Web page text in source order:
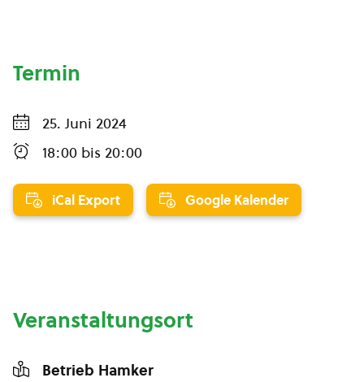
Termin
25. Juni 2024
18:00 bis 20:00
iCal Export Google Kalender
Veranstaltungsort
Betrieb Hamker